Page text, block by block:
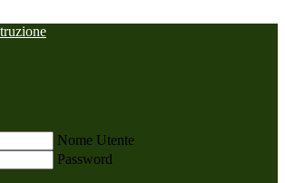
Nome Utente
Password